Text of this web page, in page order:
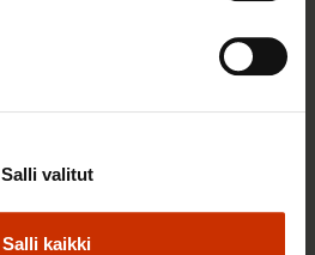
Salli kaikki
Salli valitut